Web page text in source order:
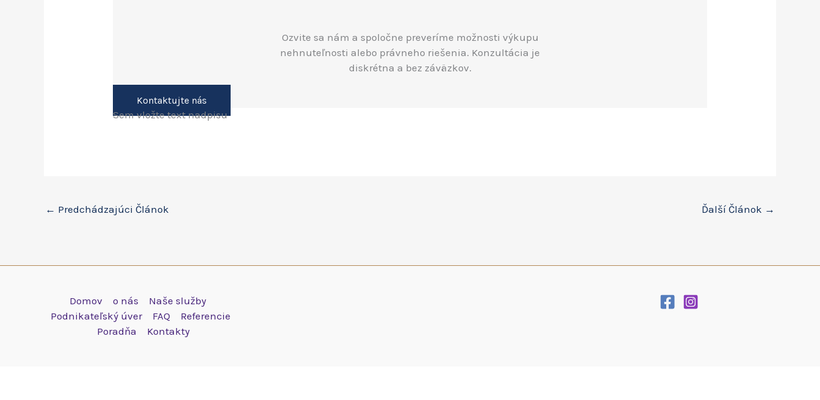
Ozvite sa nám a spoločne preveríme možnosti výkupu
nehnuteľnosti alebo právneho riešenia. Konzultácia je
diskrétna a bez záväzkov.
Kontaktujte nás
Sem vložte text nadpisu
← Predchádzajúci Článok Ďalší Článok →
Domov o nás
Naše služby
Podnikateľský úver
FAQ
Referencie
Poradňa
Kontakty